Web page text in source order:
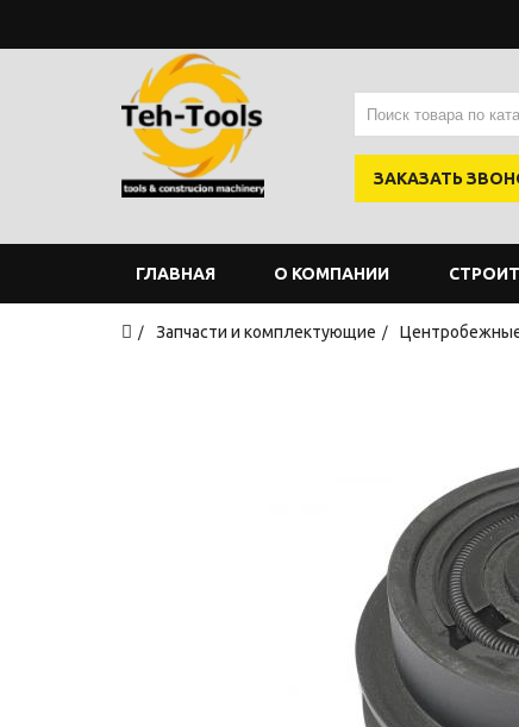
ЗАКАЗАТЬ
ГЛАВНАЯ О КОМПАНИИ
Запчасти и комплектующие